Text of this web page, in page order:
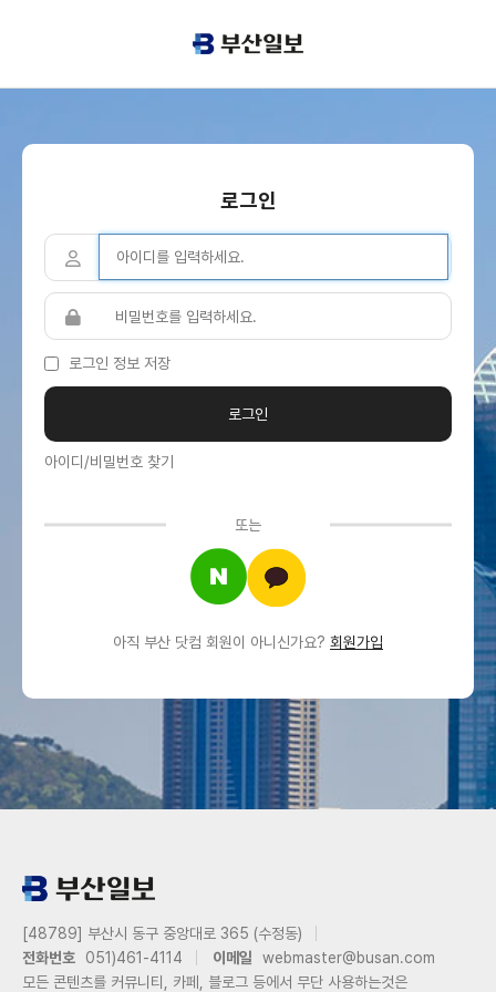
로그인
로그인 정보 저장
아이디/비밀번호 찾기
또는
아직 부산 닷컴 회원이 아니신가요? 회원가입
[48789] 부산시 동구 중앙대로 365 (수정동)
전화번호
051)461-4114 이메일
webmaster@busan.com
모든 콘텐츠를 커뮤니티, 카페, 블로그 등에서 무단 사용하는것은